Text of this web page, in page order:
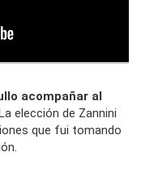
acompañar al
La elección de Zannini
que fui tomando